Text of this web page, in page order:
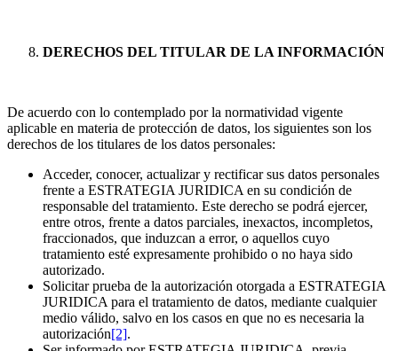
DERECHOS DEL TITULAR DE LA INFORMACIÓN
De acuerdo con lo contemplado por la normatividad vigente
aplicable en materia de protección de datos, los siguientes son los
derechos de los titulares de los datos personales:
Acceder, conocer, actualizar y rectificar sus datos personales
frente a ESTRATEGIA JURIDICA en su condición de
responsable del tratamiento. Este derecho se podrá ejercer,
entre otros, frente a datos parciales, inexactos, incompletos,
fraccionados, que induzcan a error, o aquellos cuyo
tratamiento esté expresamente prohibido o no haya sido
autorizado.
Solicitar prueba de la autorización otorgada a ESTRATEGIA
JURIDICA para el tratamiento de datos, mediante cualquier
medio válido, salvo en los casos en que no es necesaria la
autorización[2].